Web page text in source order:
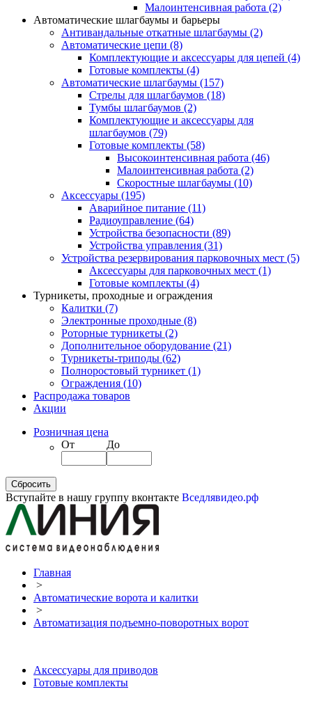
Малоинтенсивная работа (2)
Автоматические шлагбаумы и барьеры
Антивандальные откатные шлагбаумы (2)
Автоматические цепи (8)
Комплектующие и аксессуары для цепей (4)
Готовые комплекты (4)
Автоматические шлагбаумы (157)
Стрелы для шлагбаумов (18)
Тумбы шлагбаумов (2)
Комплектующие и аксессуары для
шлагбаумов (79)
Готовые комплекты (58)
Высокоинтенсивная работа (46)
Малоинтенсивная работа (2)
Скоростные шлагбаумы (10)
Аксессуары (195)
Аварийное питание (11)
Радиоуправление (64)
Устройства безопасности (89)
Устройства управления (31)
Устройства резервирования парковочных мест (5)
Аксессуары для парковочных мест (1)
Готовые комплекты (4)
Турникеты, проходные и ограждения
Калитки (7)
Электронные проходные (8)
Роторные турникеты (2)
Дополнительное оборудование (21)
Турникеты-триподы (62)
Полноростовый турникет (1)
Ограждения (10)
Распродажа товаров
Акции
Розничная цена
От
До
Вступайте в нашу группу вконтакте Вседлявидео.рф
Главная
>
Автоматические ворота и калитки
>
Автоматизация подъемно-поворотных ворот
Аксессуары для приводов
Готовые комплекты